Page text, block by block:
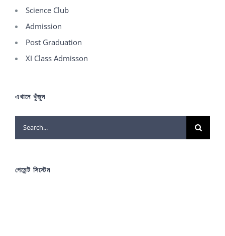
Science Club
Admission
Post Graduation
XI Class Admisson
এখানে খুঁজুন
Search
for:
পেমেন্ট সিস্টেম